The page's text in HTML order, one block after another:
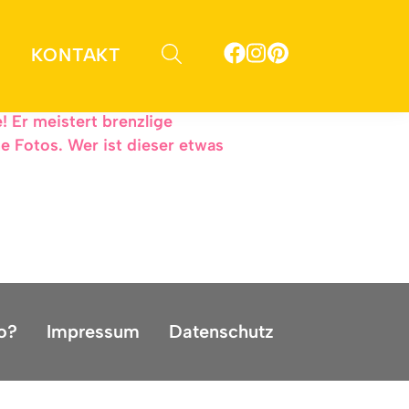
KONTAKT
Er meistert brenzlige
Fotos. Wer ist dieser etwas
Impressum Datenschutz